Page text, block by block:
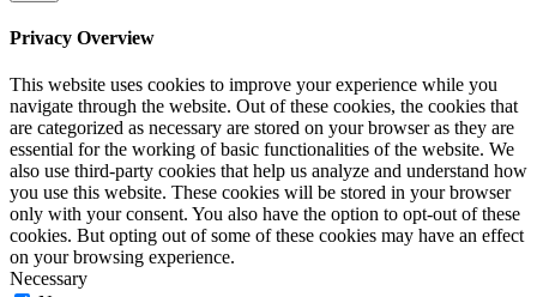
Privacy Overview
This website uses cookies to improve your experience while you
navigate through the website. Out of these cookies, the cookies that
are categorized as necessary are stored on your browser as they are
essential for the working of basic functionalities of the website. We
also use third-party cookies that help us analyze and understand how
you use this website. These cookies will be stored in your browser
only with your consent. You also have the option to opt-out of these
cookies. But opting out of some of these cookies may have an effect
on your browsing experience.
Necessary